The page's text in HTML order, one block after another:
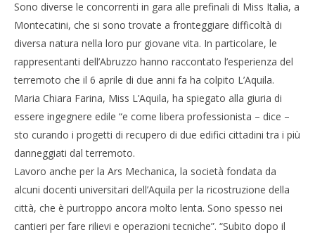
NOW VIEWING
Miss Italia, ragazze abruzzesi raccontano il
terremoto aquilano
29/08/2011
Redazione
Sono diverse le concorrenti in gara alle prefinali di Miss Italia, a
Montecatini, che si sono trovate a fronteggiare difficoltà di
diversa natura nella loro pur giovane vita. In particolare, le
rappresentanti dell’Abruzzo hanno raccontato l’esperienza del
terremoto che il 6 aprile di due anni fa ha colpito L’Aquila.
Maria Chiara Farina, Miss L’Aquila, ha spiegato alla giuria di
essere ingegnere edile “e come libera professionista – dice –
sto curando i progetti di recupero di due edifici cittadini tra i più
danneggiati dal terremoto.
Lavoro anche per la Ars Mechanica, la società fondata da
alcuni docenti universitari dell’Aquila per la ricostruzione della
città, che è purtroppo ancora molto lenta. Sono spesso nei
cantieri per fare rilievi e operazioni tecniche”. “Subito dopo il